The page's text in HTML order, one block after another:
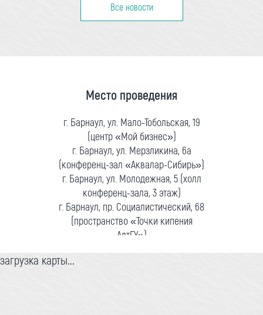
Все новости
Место проведения
г. Барнаул, ул. Мало-Тобольская, 19
(центр «Мой бизнес»)
г. Барнаул, ул. Мерзликина, 6а
(конференц-зал «Аквалар-Сибирь»)
г. Барнаул, ул. Молодежная, 5 (холл
конференц-зала, 3 этаж)
г. Барнаул, пр. Социалистический, 68
(пространство «Точки кипения
АлтГУ»)
загрузка карты...